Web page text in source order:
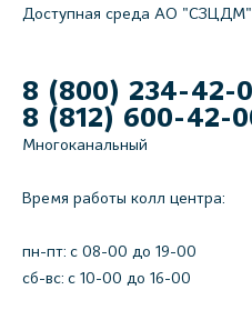
Доступная среда АО "СЗЦДМ"
8 (800) 234-42-
8 (812) 600-42-
Многоканальный
Время работы колл центра:
пн-пт: c 08-00 до 19-00
сб-вс: с 10-00 до 16-00